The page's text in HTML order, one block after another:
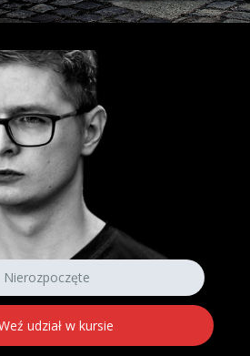
Nierozpoczęte
udział w kursie